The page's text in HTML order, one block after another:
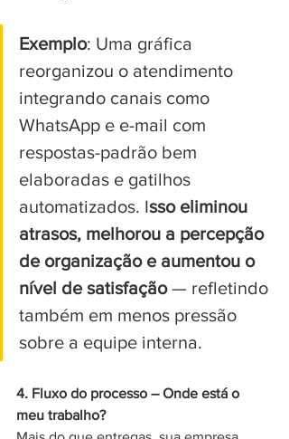
Exemplo: Uma gráfica
reorganizou o atendimento
integrando canais como
WhatsApp e e-mail com
respostas-padrão bem
elaboradas e gatilhos
automatizados. Isso eliminou
atrasos, melhorou a percepção
de organização e aumentou o
nível de satisfação — refletindo
também em menos pressão
sobre a equipe interna.
4. Fluxo do processo – Onde está o
meu trabalho?